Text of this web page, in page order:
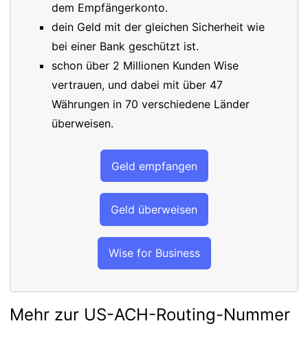
dem Empfängerkonto.
dein Geld mit der gleichen Sicherheit wie
bei einer Bank geschützt ist.
schon über 2 Millionen Kunden Wise
vertrauen, und dabei mit über 47
Währungen in 70 verschiedene Länder
überweisen.
Geld empfangen
Geld überweisen
Wise for Business
Mehr zur US-ACH-Routing-Nummer